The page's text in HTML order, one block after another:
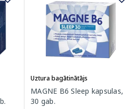
Uztura bagātinātājs
MAGNE B6 Sleep kapsulas,
30 gab.